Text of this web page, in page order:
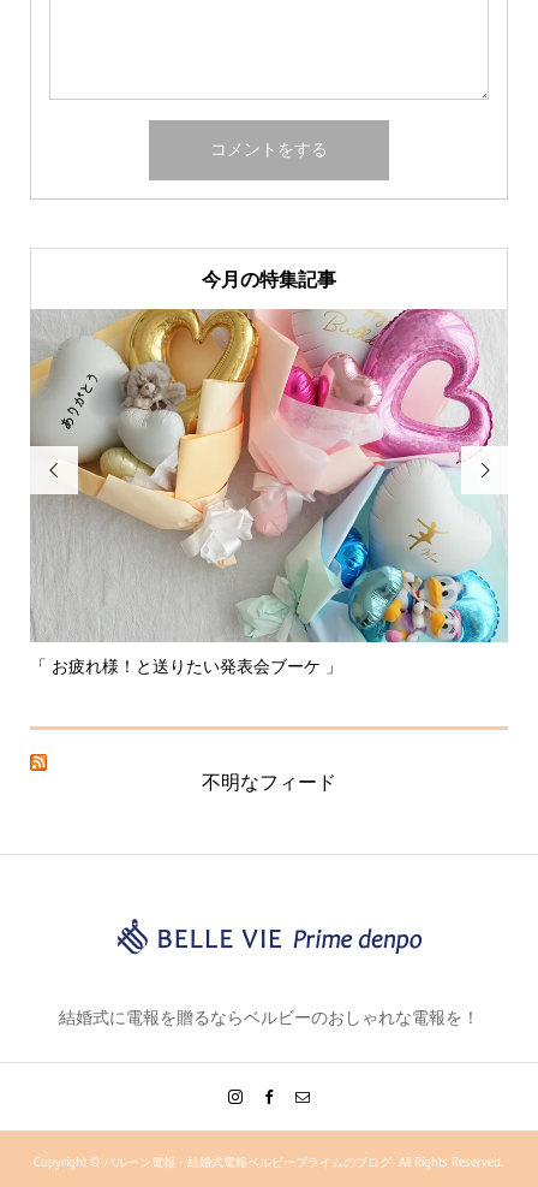
今月の特集記事

「 お疲れ様！と送りたい発表会ブーケ 」

不明なフィード
結婚式に電報を贈るならベルビーのおしゃれな電報を！
Copyright © バルーン電報・結婚式電報ベルビープライムのブログ. All Rights Reserved.